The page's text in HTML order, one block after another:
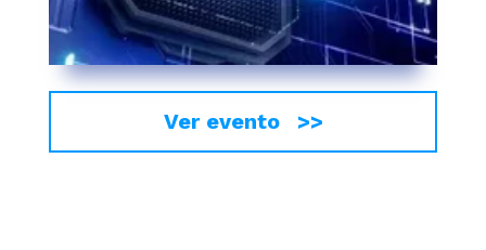
Ver evento >>